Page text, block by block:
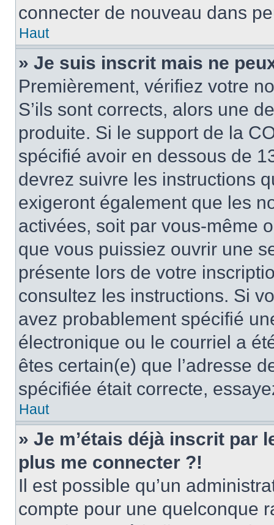
connecter de nouveau dans
Haut
» Je suis inscrit mais ne
Premièrement, vérifiez votre
S’ils sont corrects, alors une
produite. Si le support de la
spécifié avoir en dessous de
devrez suivre les instructions
exigeront également que les
activées, soit par vous-même
que vous puissiez ouvrir une
présente lors de votre
consultez les instructions. Si
avez probablement spécifié
électronique ou le courriel a
êtes certain(e) que l’adresse
spécifiée était correcte,
Haut
» Je m’étais déjà inscrit par
plus me connecter ?!
Il est possible qu’un
compte pour une quelconque